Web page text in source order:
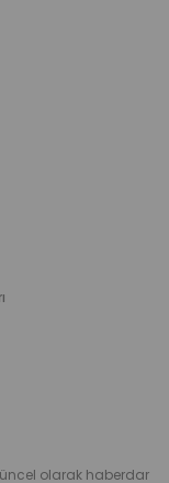
olarak haberdar